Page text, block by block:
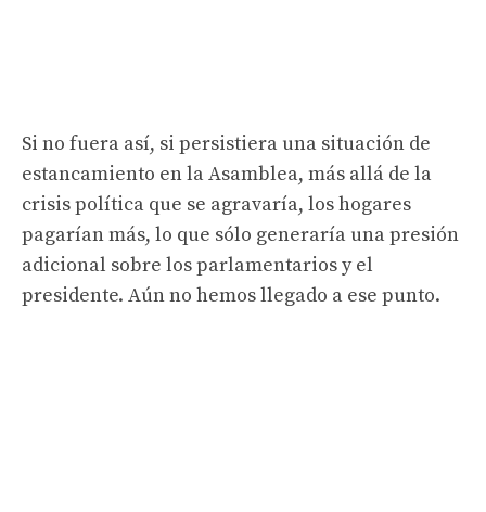
Si no fuera así, si persistiera una situación de
estancamiento en la Asamblea, más allá de la
crisis política que se agravaría, los hogares
pagarían más, lo que sólo generaría una presión
adicional sobre los parlamentarios y el
presidente. Aún no hemos llegado a ese punto.